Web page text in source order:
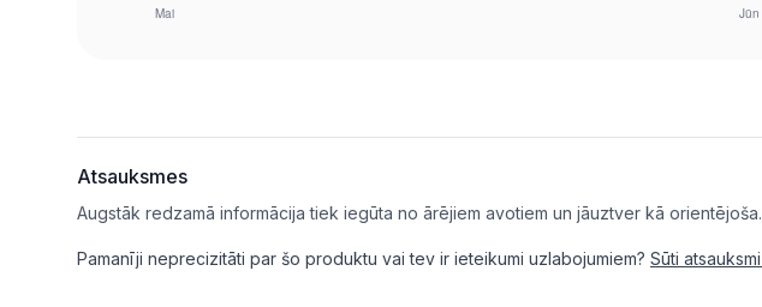
Atsauksmes
Augstāk redzamā informācija tiek iegūta no ārējiem avotiem un jāuztver kā orientējoša.
Pamanīji neprecizitāti par šo produktu vai tev ir ieteikumi uzlabojumiem? Sūti atsauksmi